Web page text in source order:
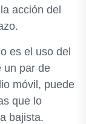
acción del
es el uso del
un par de
móvil, puede
que lo
bajista.